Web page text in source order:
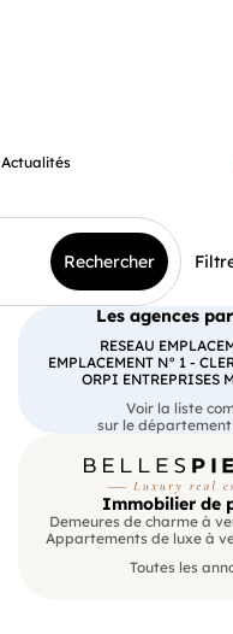
Actualités
Rechercher
Les agences
RESEAU
EMPLACEMENT N° 1 -
ORPI ENTREPRISES
Voir la liste
sur le département
Immobilier de
Demeures de charme à
Appartements de luxe à
Toutes les